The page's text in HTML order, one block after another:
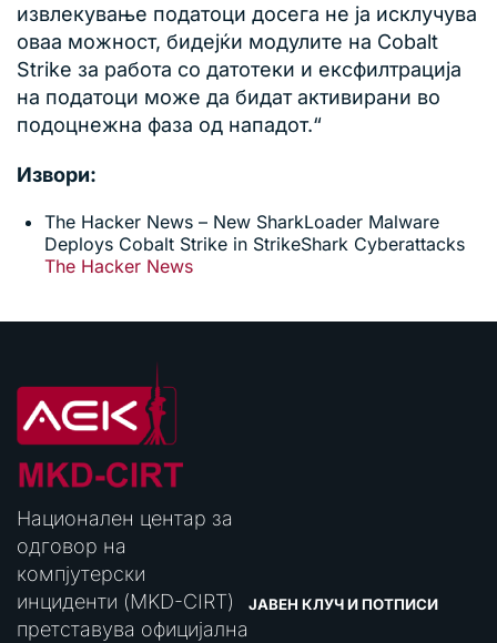
извлекување податоци досега не ја исклучува
оваа можност, бидејќи модулите на Cobalt
Strike за работа со датотеки и ексфилтрација
на податоци може да бидат активирани во
подоцнежна фаза од нападот.“
Извори:
The Hacker News – New SharkLoader Malware
Deploys Cobalt Strike in StrikeShark Cyberattacks
The Hacker News
Национален центар за
одговор на
компјутерски
инциденти (MKD-CIRT)
претставува официјална
ЈАВЕН КЛУЧ И ПОТПИСИ